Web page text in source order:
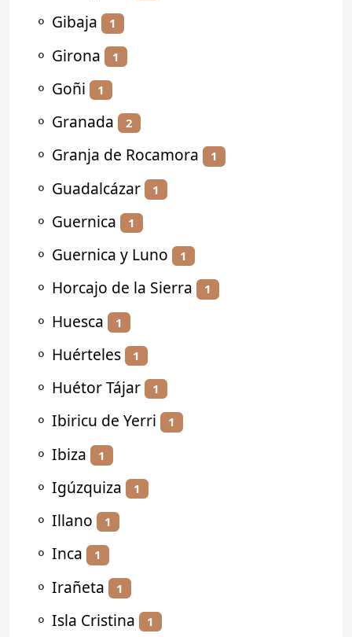
⚬ Gibaja 1
⚬ Girona 1
⚬ Goñi 1
⚬ Granada 2
⚬ Granja de Rocamora 1
⚬ Guadalcázar 1
⚬ Guernica 1
⚬ Guernica y Luno 1
⚬ Horcajo de la Sierra 1
⚬ Huesca 1
⚬ Huérteles 1
⚬ Huétor Tájar 1
⚬ Ibiricu de Yerri 1
⚬ Ibiza 1
⚬ Igúzquiza 1
⚬ Illano 1
⚬ Inca 1
⚬ Irañeta 1
⚬ Isla Cristina 1